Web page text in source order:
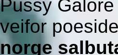
Pussy
veifor
norge